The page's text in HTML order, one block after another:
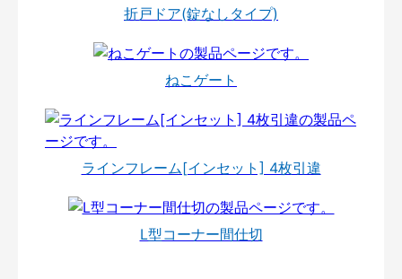
折戸ドア(錠なしタイプ)
ねこゲート
ラインフレーム[インセット] 4枚引違
L型コーナー間仕切